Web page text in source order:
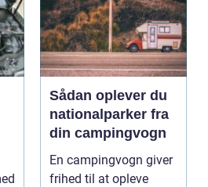
Sådan oplever du
nationalparker fra
din campingvogn
En campingvogn giver
frihed til at opleve